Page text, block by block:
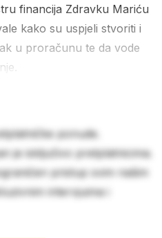
financija Zdravku Mariću
kako su uspjeli stvoriti i
u proračunu te da vode
ponude.
je isključivo pretplatnicima.
pristup svim našim
intervjuima i